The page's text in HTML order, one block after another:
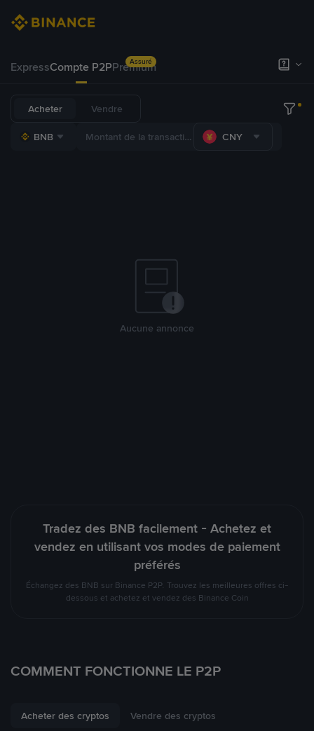
ExpressCompte P2PPremium
Assuré
Acheter Vendre
BNB CNY
Aucune annonce
Tradez des BNB facilement - Achetez et
vendez en utilisant vos modes de paiement
préférés
Échangez des BNB sur Binance P2P. Trouvez les meilleures offres ci-
dessous et achetez et vendez des Binance Coin
COMMENT FONCTIONNE LE P2P
Acheter des cryptos Vendre des cryptos